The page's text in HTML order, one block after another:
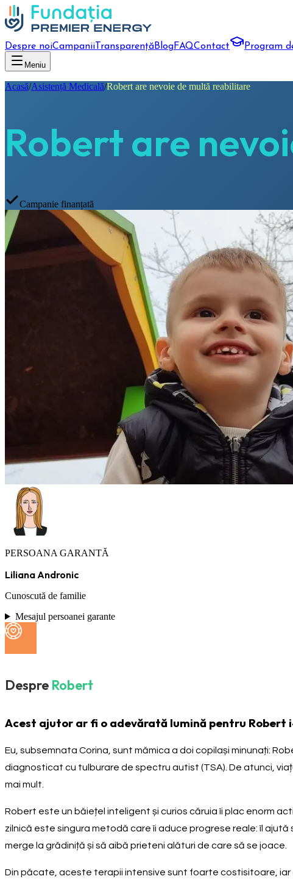
Despre noiCampanii TransparențăBlogFAQContact Program
Meniu
Acasă/Asistență Medicală/Robert are nevoie de multă reabilitare
Robert are
Campanie finanțată
PERSOANA GARANTĂ
Liliana Andronic
Cunoscută de familie
Mesajul persoanei garante
Despre Robert
Acest ajutor ar fi o adevărată lumină pentru Robert
Eu, subsemnata Corina, sunt mămica a doi copilași minunați:
diagnosticat cu tulburare de spectru autist (TSA). De atunci,
mai mult.
Robert este un băiețel inteligent și curios căruia îi plac enorm
zilnică este singura metodă care îi aduce progrese reale: îl
merge la grădiniță și să aibă prieteni alături de care să se joace.
Din păcate, aceste terapii intensive sunt foarte costisitoare, iar